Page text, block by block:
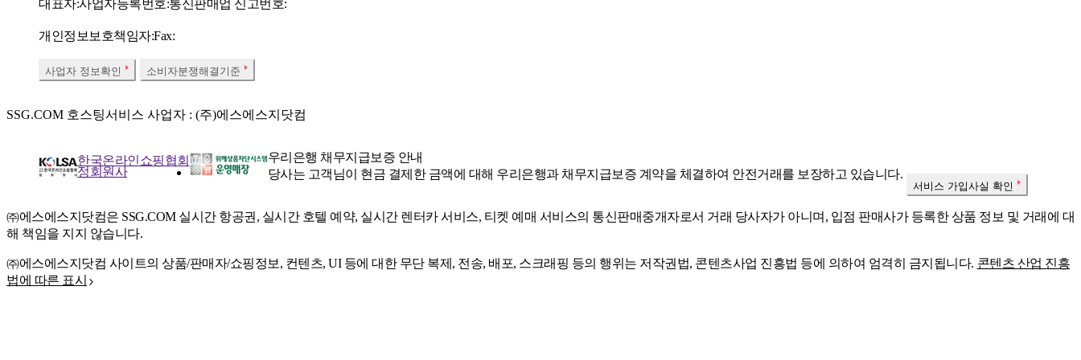
대표자:사업자등록번호:통신판매업 신고번호:
개인정보보호책임자:Fax:
사업자 정보확인 소비자분쟁해결기준
SSG.COM 호스팅서비스 사업자 : (주)에스에스지닷컴
한국온라인쇼핑협회
정회원사
우리은행 채무지급보증 안내
당사는 고객님이 현금 결제한 금액에 대해 우리은행과 채무지급보증 계약을 체결하여 안전거래를 보장하고 있습니다.
서비스 가입사실 확인
㈜에스에스지닷컴은 SSG.COM 실시간 항공권, 실시간 호텔 예약, 실시간 렌터카 서비스, 티켓 예매 서비스의 통신판매중개자로서 거래 당사자가 아니며, 입점 판매사가 등록한 상품 정보 및 거래에 대
해 책임을 지지 않습니다.
㈜에스에스지닷컴 사이트의 상품/판매자/쇼핑정보, 컨텐츠, UI 등에 대한 무단 복제, 전송, 배포, 스크래핑 등의 행위는 저작권법, 콘텐츠사업 진흥법 등에 의하여 엄격히 금지됩니다. 콘텐츠 산업 진흥
법에 따른 표시